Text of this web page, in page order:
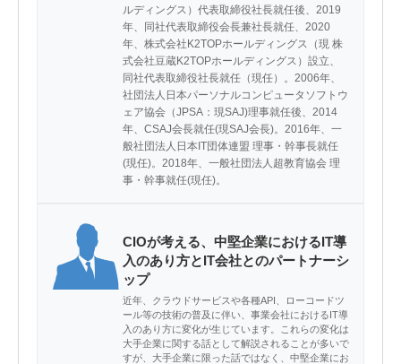
ルディングス）代表取締役社長就任後、2019
年、同社代表取締役会長兼社長就任、2020
年、株式会社K2TOPホールディングス（現 株
式会社豆蔵K2TOPホールディングス）設立、
同社代表取締役社長就任（現任）。2006年、
社団法人日本パーソナルコンピュータソフトウ
ェア協会（JPSA：現SAJ)理事就任後、2014
年、CSAJ会長就任(現SAJ会長)。2016年、一
般社団法人日本IT団体連盟 理事・幹事長就任
(現任)。2018年、一般社団法人超教育協会 理
事・幹事就任(現任)。
CIOが考える、中堅企業におけるIT導
入のあり方とIT会社とのパートナーシ
ップ
近年、クラウドサービスや各種API、ローコードツ
ール等の技術の普及に伴い、事業会社におけるIT導
入のあり方に変化が生じています。これらの変化は
大手企業に関する話として解説されることが多いで
すが、大手企業に限った話ではなく、中堅企業にお